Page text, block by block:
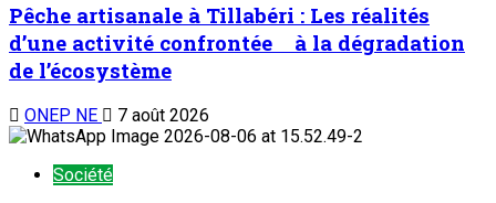
Pêche artisanale à Tillabéri : Les réalités
d’une activité confrontée à la dégradation
de l’écosystème
ONEP NE 7 août 2026
Société